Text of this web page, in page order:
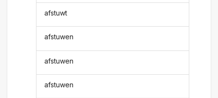
afstuwt
afstuwen
afstuwen
afstuwen